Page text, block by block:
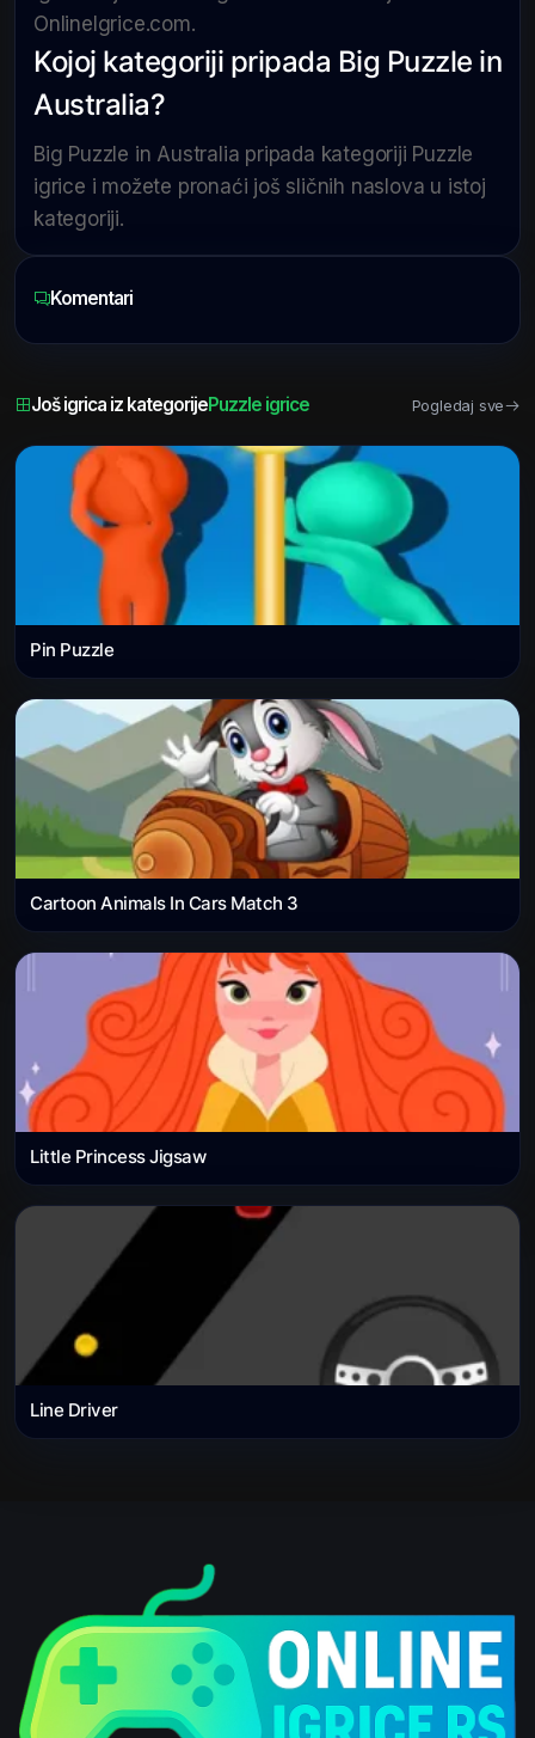
OnlineIgrice.com.
Kojoj kategoriji pripada Big Puzzle in
Australia?
Big Puzzle in Australia pripada kategoriji Puzzle
igrice i možete pronaći još sličnih naslova u istoj
kategoriji.
Komentari
Još igrica iz kategorijePuzzle igrice Pogledaj sve
Pin Puzzle
Cartoon Animals In Cars Match 3
Little Princess Jigsaw
Line Driver